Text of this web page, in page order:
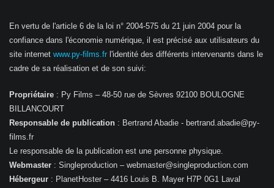
En vertu de l'article 6 de la loi n° 2004-575 du 21 juin 2004 pour la
confiance dans l'économie numérique, il est précisé aux utilisateurs du
site internet www.py-films.fr l'identité des différents intervenants dans le
cadre de sa réalisation et de son suivi:
Propriétaire : Py Films – 48-50 rue de Sèvres 92100 BOULOGNE
BILLANCOURT
Responsable de publication : Bertrand Abadie - bertrand.abadie@py-
films.fr
Le responsable de la publication est une personne physique.
Webmaster : Singleproduction – webmaster@singleproduction.com
Hébergeur : PlanetHoster – 4416 Louis B. Mayer H7P 0G1 Laval